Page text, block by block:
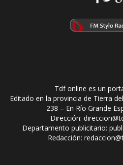
Tdf online es un
Editado en la provincia de Tierra
238 – En Río Grande
Dirección:
Departamento publicitario:
Redacción: